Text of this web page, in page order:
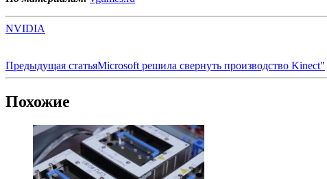
NVIDIA
Предыдущая статьяMicrosoft решила свернуть производство Kinect"
Похожие